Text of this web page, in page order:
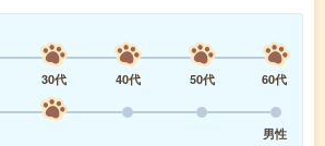
30代 40代 50代
60代
男性